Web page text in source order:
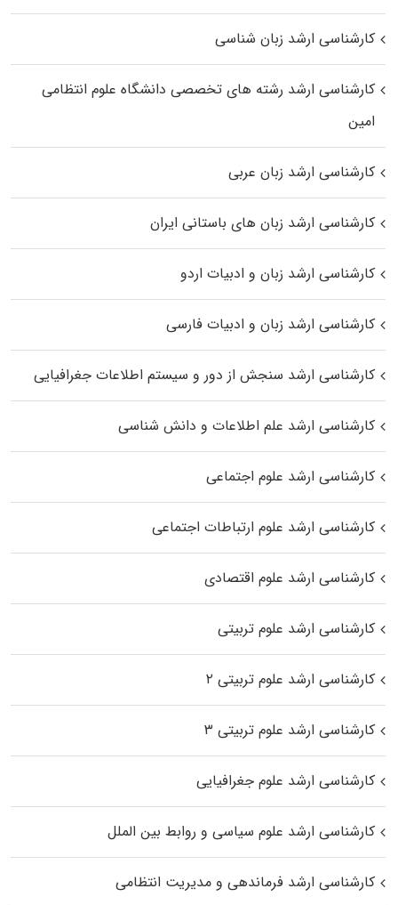
کارشناسی ارشد زبان شناسی
کارشناسی ارشد رﺷﺘﻪ ﻫﺎی تخصصی داﻧﺸﮕﺎه ﻋﻠﻮم انتظامی
اﻣﻴﻦ
کارشناسی ارشد زبان عربی
کارشناسی ارشد زبان‌ های باستانی ایران
کارشناسی ارشد زبان و ادبیات اردو
کارشناسی ارشد زبان و ادبیات فارسی
کارشناسی ارشد سنجش از دور و سیستم اطلاعات جغرافیایی
کارشناسی ارشد علم اطلاعات و دانش شناسی
کارشناسی ارشد علوم اجتماعی
کارشناسی ارشد علوم ارتباطات اجتماعی
کارشناسی ارشد علوم اقتصادی
کارشناسی ارشد علوم تربیتی
کارشناسی ارشد علوم تربیتی ۲
کارشناسی ارشد علوم تربیتی ۳
کارشناسی ارشد علوم جغرافیایی
کارشناسی ارشد علوم سیاسی و روابط بین الملل
کارشناسی ارشد فرماندهی و مدیریت انتظامی